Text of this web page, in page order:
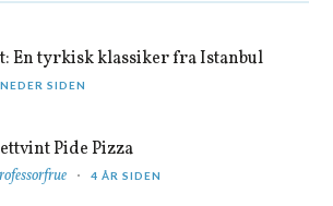
En tyrkisk klassiker fra Istanbul
SIDEN
Pide Pizza
4 ÅR SIDEN